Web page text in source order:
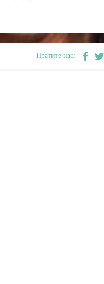
Пратите нас: